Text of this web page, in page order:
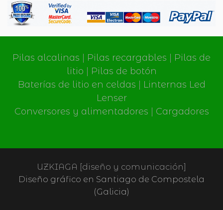
Pilas alcalinas Pilas recargables
Pilas de
litio
Pilas de botón
Baterías de litio en celdas
Linternas Led
Lenser
Conversores y alimentadores
Cargadores
UZKIAGA [diseño y comunicación]
Diseño gráfico en Santiago de Compostela
(Galicia)